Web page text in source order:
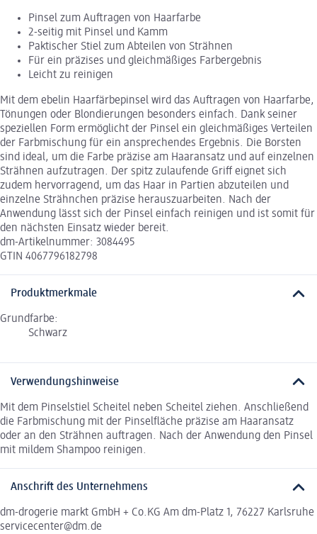
Pinsel zum Auftragen von Haarfarbe
2-seitig mit Pinsel und Kamm
Paktischer Stiel zum Abteilen von Strähnen
Für ein präzises und gleichmäßiges Farbergebnis
Leicht zu reinigen
Mit dem ebelin Haarfärbepinsel wird das Auftragen von Haarfarbe,
Tönungen oder Blondierungen besonders einfach. Dank seiner
speziellen Form ermöglicht der Pinsel ein gleichmäßiges Verteilen
der Farbmischung für ein ansprechendes Ergebnis. Die Borsten
sind ideal, um die Farbe präzise am Haaransatz und auf einzelnen
Strähnen aufzutragen. Der spitz zulaufende Griff eignet sich
zudem hervorragend, um das Haar in Partien abzuteilen und
einzelne Strähnchen präzise herauszuarbeiten. Nach der
Anwendung lässt sich der Pinsel einfach reinigen und ist somit für
den nächsten Einsatz wieder bereit.
dm-Artikelnummer: 3084495
GTIN 4067796182798
Produktmerkmale
Grundfarbe:
Schwarz
Verwendungshinweise
Mit dem Pinselstiel Scheitel neben Scheitel ziehen. Anschließend
die Farbmischung mit der Pinselfläche präzise am Haaransatz
oder an den Strähnen auftragen. Nach der Anwendung den Pinsel
mit mildem Shampoo reinigen.
Anschrift des Unternehmens
dm-drogerie markt GmbH + Co.KG Am dm-Platz 1, 76227 Karlsruhe
servicecenter@dm.de